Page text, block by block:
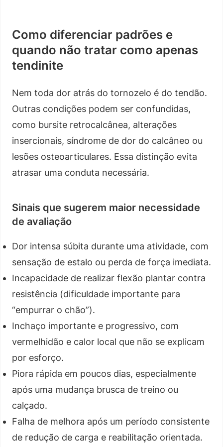
Como diferenciar padrões e
quando não tratar como apenas
tendinite
Nem toda dor atrás do tornozelo é do tendão.
Outras condições podem ser confundidas,
como bursite retrocalcânea, alterações
insercionais, síndrome de dor do calcâneo ou
lesões osteoarticulares. Essa distinção evita
atrasar uma conduta necessária.
Sinais que sugerem maior necessidade
de avaliação
Dor intensa súbita durante uma atividade, com
sensação de estalo ou perda de força imediata.
Incapacidade de realizar flexão plantar contra
resistência (dificuldade importante para
“empurrar o chão”).
Inchaço importante e progressivo, com
vermelhidão e calor local que não se explicam
por esforço.
Piora rápida em poucos dias, especialmente
após uma mudança brusca de treino ou
calçado.
Falha de melhora após um período consistente
de redução de carga e reabilitação orientada.